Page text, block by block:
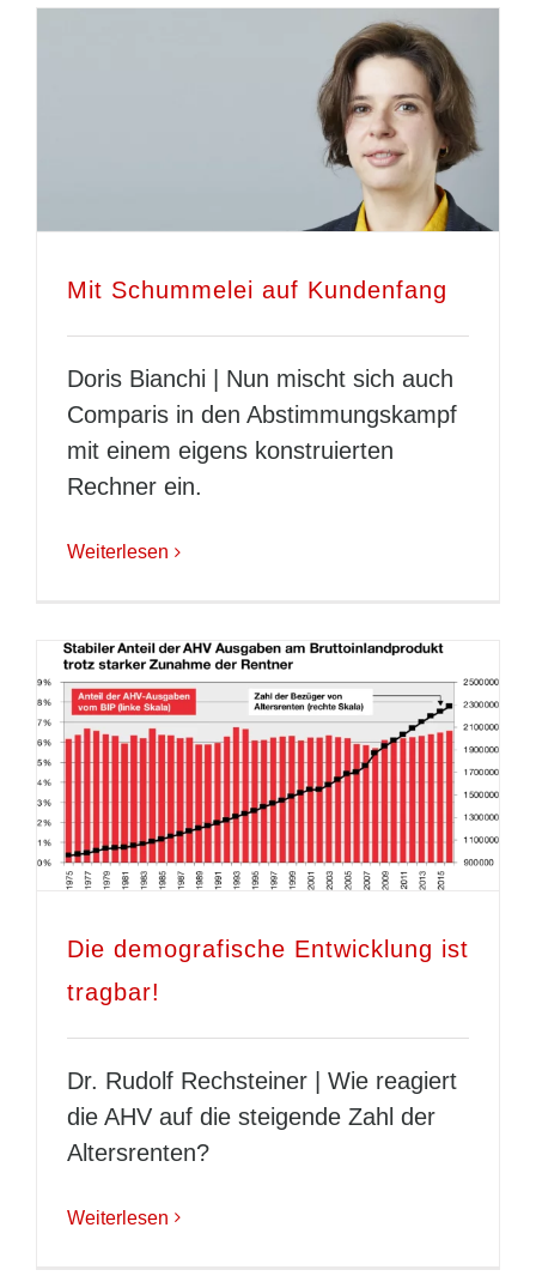
Mit Schummelei auf Kundenfang
Doris Bianchi | Nun mischt sich auch
Comparis in den Abstimmungskampf
mit einem eigens konstruierten
Rechner ein.
Weiterlesen
Die demografische Entwicklung ist
tragbar!
Dr. Rudolf Rechsteiner | Wie reagiert
die AHV auf die steigende Zahl der
Altersrenten?
Weiterlesen